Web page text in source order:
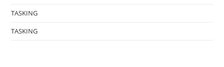
TASKING
TASKING